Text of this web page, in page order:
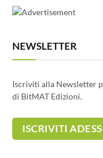
NEWSLETTER
Iscriviti alla Newsletter
di BitMAT Edizioni.